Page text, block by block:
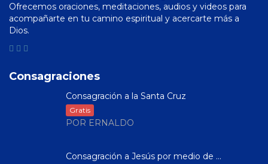
Ofrecemos oraciones, meditaciones, audios y videos para
acompañarte en tu camino espiritual y acercarte más a
Dios.
Consagraciones
Consagración a la Santa Cruz
Gratis
POR ERNALDO
Consagración a Jesús por medio de ...